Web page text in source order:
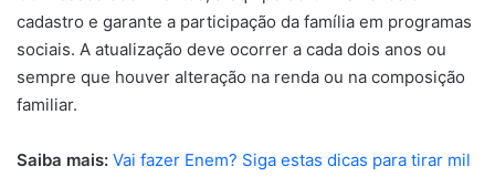
cadastro e garante a participação da família em programas
sociais. A atualização deve ocorrer a cada dois anos ou
sempre que houver alteração na renda ou na composição
familiar.
Saiba mais: Vai fazer Enem? Siga estas dicas para tirar mil